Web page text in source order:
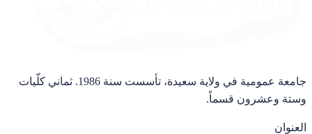
جامعة عمومية في ولاية سعيدة، تأسست سنة 1986. ثماني كلّيات
وستة وعشرون قسماً.
العنوان